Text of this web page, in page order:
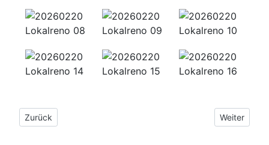
Vorheriger Beitrag: Kameradschaftsabend
Zurück Nächster
Weiter